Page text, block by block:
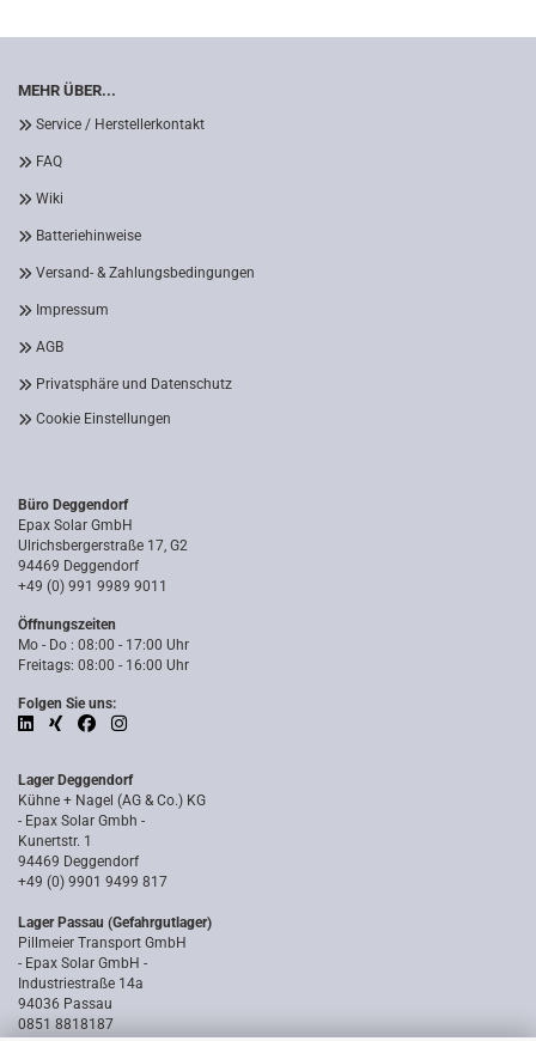
MEHR ÜBER...
Service / Herstellerkontakt
FAQ
Wiki
Batteriehinweise
Versand- & Zahlungsbedingungen
Impressum
AGB
Privatsphäre und Datenschutz
Cookie Einstellungen
Büro Deggendorf
Epax Solar GmbH
Ulrichsbergerstraße 17, G2
94469 Deggendorf
+49 (0) 991 9989 9011
Öffnungszeiten
Mo - Do : 08:00 - 17:00 Uhr
Freitags: 08:00 - 16:00 Uhr
Folgen Sie uns:
Lager Deggendorf
Kühne + Nagel (AG & Co.) KG
- Epax Solar Gmbh -
Kunertstr. 1
94469 Deggendorf
+49 (0) 9901 9499 817
Lager Passau (Gefahrgutlager)
Pillmeier Transport GmbH
- Epax Solar GmbH -
Industriestraße 14a
94036 Passau
0851 8818187